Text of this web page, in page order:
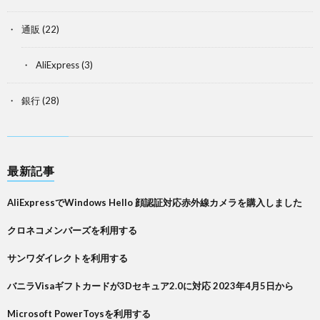
通販 (22)
AliExpress(3)
銀行(28)
最新記事
AliExpressでWindows Hello 顔認証対応赤外線カメラを購入しました
クロネコメンバーズを利用する
サンワダイレクトを利用する
バニラVisaギフトカードが3Dセキュア2.0に対応 2023年4月5日から
Microsoft PowerToysを利用する